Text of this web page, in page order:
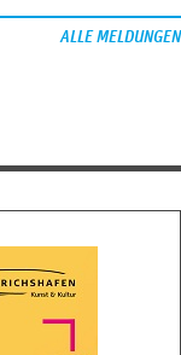
ALLE MELDUNGEN